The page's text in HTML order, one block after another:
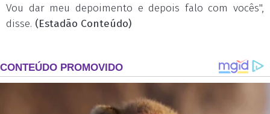
Vou dar meu depoimento e depois falo com vocês",
disse. (Estadão Conteúdo)